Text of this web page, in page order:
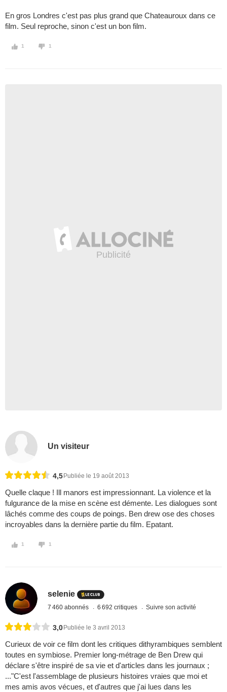
En gros Londres c'est pas plus grand que Chateauroux dans ce
film. Seul reproche, sinon c'est un bon film.
1 1
Un visiteur
4,5 Publiée le 19 août 2013
Quelle claque ! Ill manors est impressionnant. La violence et la
fulgurance de la mise en scène est démente. Les dialogues sont
lâchés comme des coups de poings. Ben drew ose des choses
incroyables dans la dernière partie du film. Epatant.
1 1
selenie
7 460 abonnés 6 692 critiques Suivre son activité
3,0 Publiée le 3 avril 2013
Curieux de voir ce film dont les critiques dithyrambiques semblent
toutes en symbiose. Premier long-métrage de Ben Drew qui
déclare s'être inspiré de sa vie et d'articles dans les journaux ;
..."C'est l'assemblage de plusieurs histoires vraies que moi et
mes amis avos vécues, et d'autres que j'ai lues dans les